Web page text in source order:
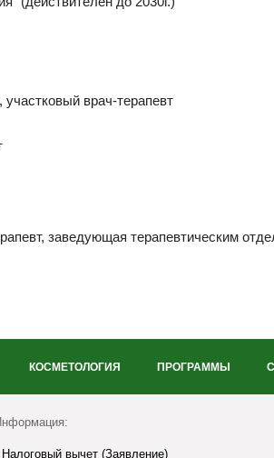
врач-терапевт
заведующая терапевтическим
КОСМЕТОЛОГИЯ ПРОГРАММЫ
Налоговый вычет (Заявление)